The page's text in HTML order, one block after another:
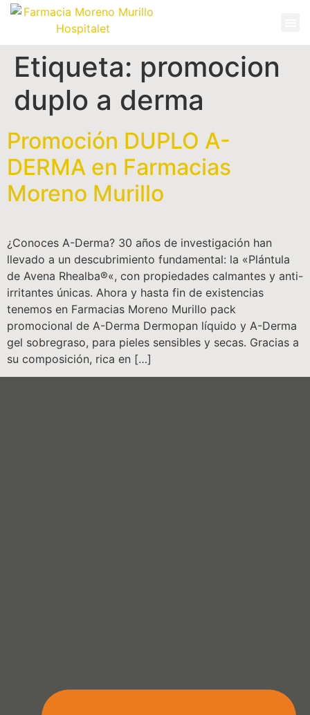
Etiqueta: promocion
duplo a derma
Promoción DUPLO A-
DERMA en Farmacias
Moreno Murillo
¿Conoces A-Derma? 30 años de investigación han
llevado a un descubrimiento fundamental: la «Plántula
de Avena Rhealba®«, con propiedades calmantes y anti-
irritantes únicas. Ahora y hasta fin de existencias
tenemos en Farmacias Moreno Murillo pack
promocional de A-Derma Dermopan líquido y A-Derma
gel sobregraso, para pieles sensibles y secas. Gracias a
su composición, rica en […]